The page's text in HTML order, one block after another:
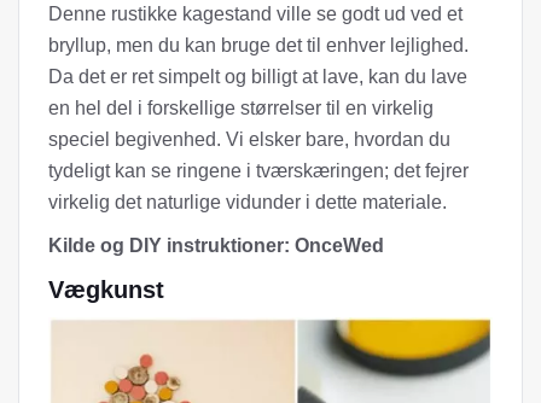
Denne rustikke kagestand ville se godt ud ved et
bryllup, men du kan bruge det til enhver lejlighed.
Da det er ret simpelt og billigt at lave, kan du lave
en hel del i forskellige størrelser til en virkelig
speciel begivenhed. Vi elsker bare, hvordan du
tydeligt kan se ringene i tværskæringen; det fejrer
virkelig det naturlige vidunder i dette materiale.
Kilde og DIY instruktioner: OnceWed
Vægkunst